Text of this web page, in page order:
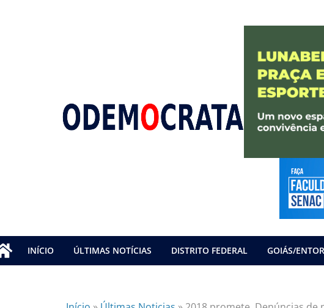
INÍCIO ÚLTIMAS NOTÍCIAS DISTRITO FEDERAL GOIÁS/